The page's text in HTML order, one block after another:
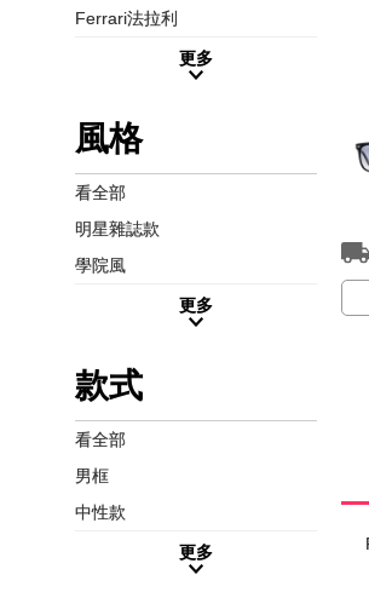
Ferrari法拉利
更多
風格
看全部
明星雜誌款
學院風
更多
款式
看全部
男框
中性款
更多